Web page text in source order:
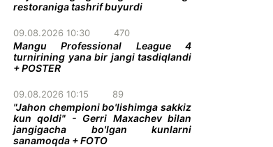
restoraniga tashrif buyurdi
09.08.2026 10:30 470
Mangu Professional League 4
turnirining yana bir jangi tasdiqlandi
+ POSTER
09.08.2026 10:15 89
"Jahon chempioni bo'lishimga sakkiz
kun qoldi" - Gerri Maxachev bilan
jangigacha bo'lgan kunlarni
sanamoqda + FOTO